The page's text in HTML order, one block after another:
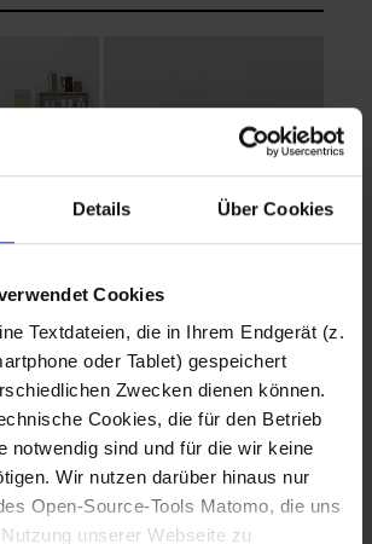
Details Über Cookies
Cookies
Textdateien, die in Ihrem Endgerät (z.
oder Tablet) gespeichert
Zwecken dienen können.
Cookies, die für den Betrieb
notwendig sind und für die wir keine
Wir nutzen darüber hinaus nur
Open-Source-Tools Matomo, die uns
unserer Webseite zu
Fotografo: Lorenz
Sternbach
Download